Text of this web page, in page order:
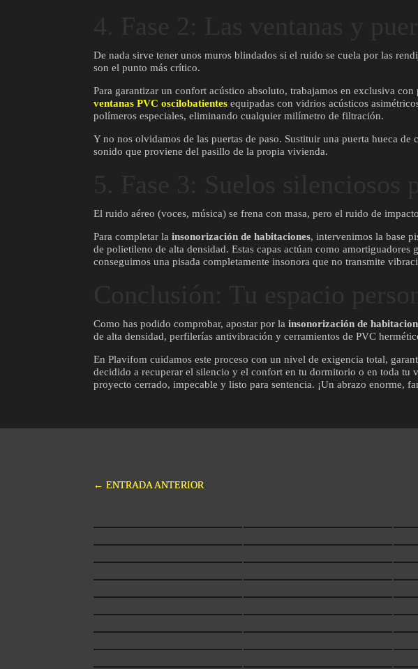
De nada sirve tener unos muros blindados si el ruido se cuela por las
son el punto más crítico.
Para garantizar un confort acústico absoluto, trabajamos en exclusiva
ventanas PVC oscilobatientes equipadas con vidrios acústicos
polímeros especiales, eliminando cualquier milímetro de filtración.
Y no nos olvidamos de las puertas de paso. Sustituir una puerta hueca
sonido que proviene del pasillo de la propia vivienda.
El ruido aéreo (voces, música) se frena con masa, pero el ruido de
Para completar lainsonorización de habitaciones, intervenimos la base
de polietileno de alta densidad. Estas capas actúan como
conseguimos una pisada completamente insonora que no transmite
Como has podido comprobar, apostar por lainsonorización de
de alta densidad, perfilerías antivibración y cerramientos de PVC
En Plavifom cuidamos este proceso con un nivel de exigencia total,
decidido a recuperar el silencio y el confort en tu dormitorio o en toda tu
proyecto cerrado, impecable y listo para sentencia. ¡Un abrazo enorme,
←ENTRADA ANTERIOR